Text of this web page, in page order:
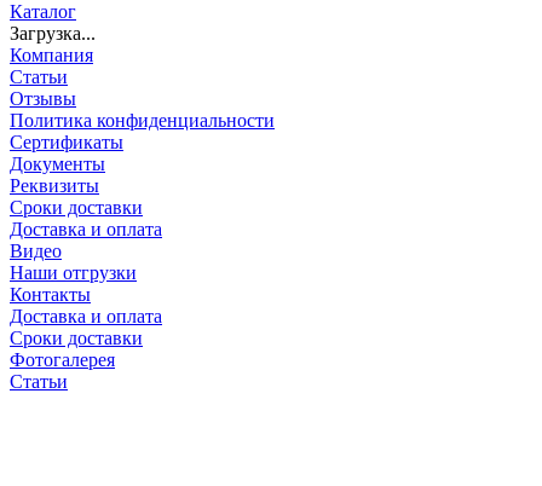
Каталог
Загрузка...
Компания
Статьи
Отзывы
Политика конфиденциальности
Сертификаты
Документы
Реквизиты
Сроки доставки
Доставка и оплата
Видео
Наши отгрузки
Контакты
Доставка и оплата
Сроки доставки
Фотогалерея
Статьи